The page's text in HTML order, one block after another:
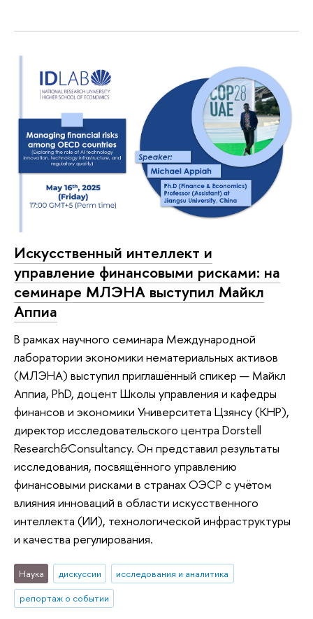
Искусственный интеллект и
управление финансовыми рисками: на
семинаре МЛЭНА выступил Майкл
Аппиа
В рамках научного семинара Международной
лаборатории экономики нематериальных активов
(МЛЭНА) выступил приглашённый спикер — Майкл
Аппиа, PhD, доцент Школы управления и кафедры
финансов и экономики Университета Цзянсу (КНР),
директор исследовательского центра Dorstell
Research&Consultancy. Он представил результаты
исследования, посвящённого управлению
финансовыми рисками в странах ОЭСР с учётом
влияния инноваций в области искусственного
интеллекта (ИИ), технологической инфраструктуры
и качества регулирования.
Наука дискуссии
исследования и аналитика
репортаж о событии